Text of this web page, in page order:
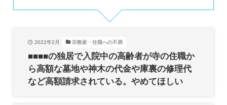
2022年2月 宗教家・住職への不満
■■■■の独居で入院中の高齢者が寺の住職か
ら高額な墓地や神木の代金や庫裏の修理代
など高額請求されている。やめてほしい